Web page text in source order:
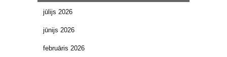
jūlijs 2026
jūnijs 2026
februāris 2026